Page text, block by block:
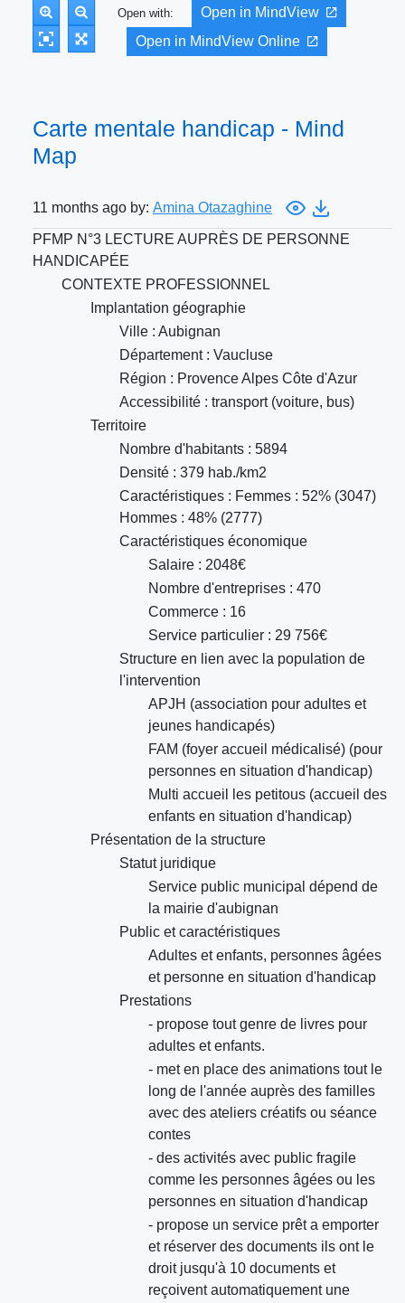
Open with:
Open in MindView
Open in MindView Online
Carte mentale handicap - Mind
Map
11 months ago by: Amina Otazaghine
PFMP N°3 LECTURE AUPRÈS DE PERSONNE
HANDICAPÉE
CONTEXTE PROFESSIONNEL
Implantation géographie
Ville : Aubignan
Département : Vaucluse
Région : Provence Alpes Côte d'Azur
Accessibilité : transport (voiture, bus)
Territoire
Nombre d'habitants : 5894
Densité : 379 hab./km2
Caractéristiques : Femmes : 52% (3047)
Hommes : 48% (2777)
Caractéristiques économique
Salaire : 2048€
Nombre d'entreprises : 470
Commerce : 16
Service particulier : 29 756€
Structure en lien avec la population de
l'intervention
APJH (association pour adultes et
jeunes handicapés)
FAM (foyer accueil médicalisé) (pour
personnes en situation d'handicap)
Multi accueil les petitous (accueil des
enfants en situation d'handicap)
Présentation de la structure
Statut juridique
Service public municipal dépend de
la mairie d'aubignan
Public et caractéristiques
Adultes et enfants, personnes âgées
et personne en situation d'handicap
Prestations
- propose tout genre de livres pour
adultes et enfants.
- met en place des animations tout le
long de l'année auprès des familles
avec des ateliers créatifs ou séance
contes
- des activités avec public fragile
comme les personnes âgées ou les
personnes en situation d'handicap
- propose un service prêt a emporter
et réserver des documents ils ont le
droit jusqu'à 10 documents et
reçoivent automatiquement une